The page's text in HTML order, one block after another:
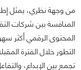
المنافسة بين شركات
المحتوى الرقمي أكثر
التطور خلال الفترة
تجمع بين الإبداع،